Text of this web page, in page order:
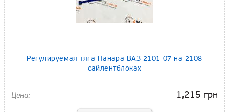
Регулируемая тяга Панара ВАЗ 2101-07 на 2108
сайлентблоках
1,215 грн